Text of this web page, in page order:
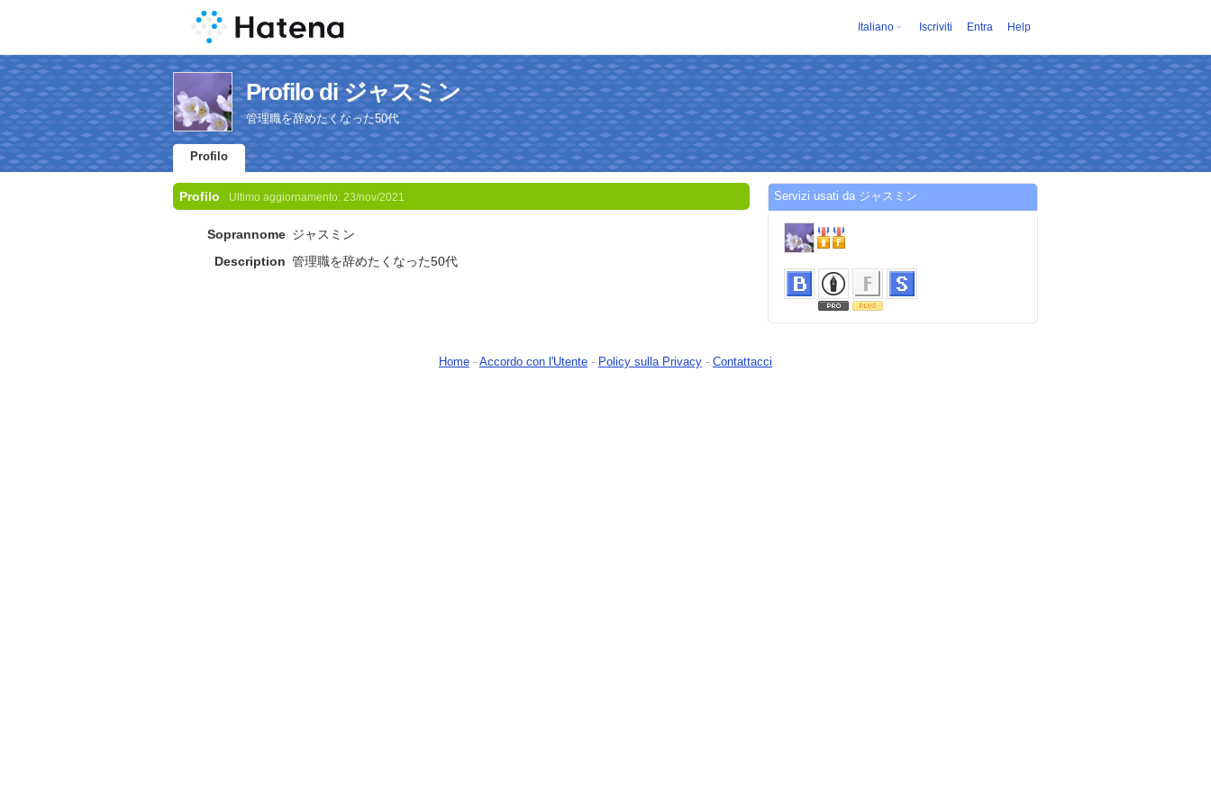
Italiano Iscriviti Entra Help
Profilo di ジャスミン
管理職を辞めたくなった50代
Profilo
Profilo Ultimo aggiornamento: 23/nov/2021
Soprannome ジャスミン
Description 管理職を辞めたくなった50代
Servizi usati da ジャスミン
Home - Accordo con l'Utente - Policy sulla Privacy - Contattacci